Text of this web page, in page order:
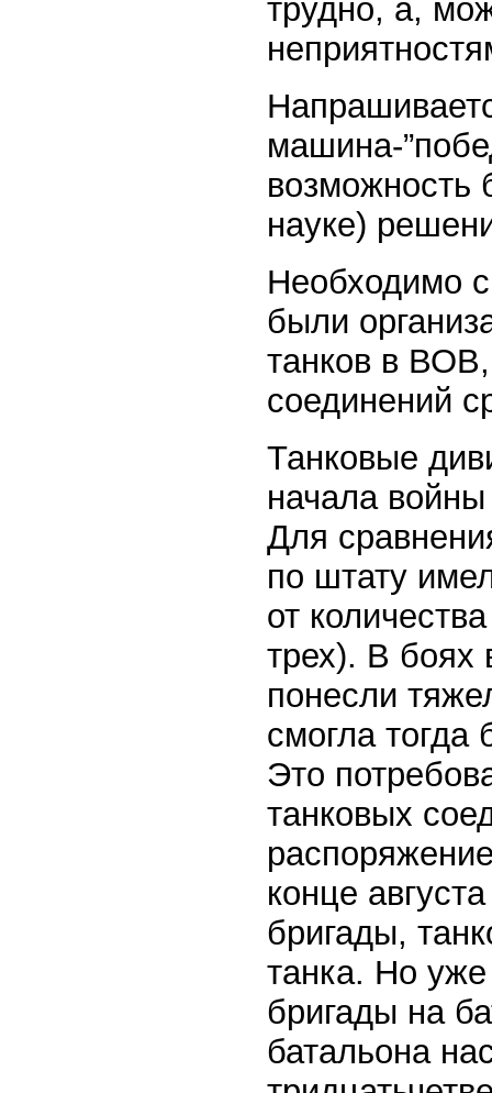
трудно, а,
машина-
возможность
науке)
Необходимо
были
танков в ВОВ,
соединений
Танковые
начала
Для
по штату
от
трех). В боях
понесли
смогла тогда
Это
танковых
конце
бригады,
танка. Но
бригады на
батальона